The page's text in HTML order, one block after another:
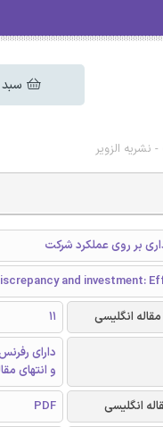
الزویر
بر روی عملکرد شرکت
and investment:
انگلیسی 11
دارای
و انتهای
انگلیسی
PDF